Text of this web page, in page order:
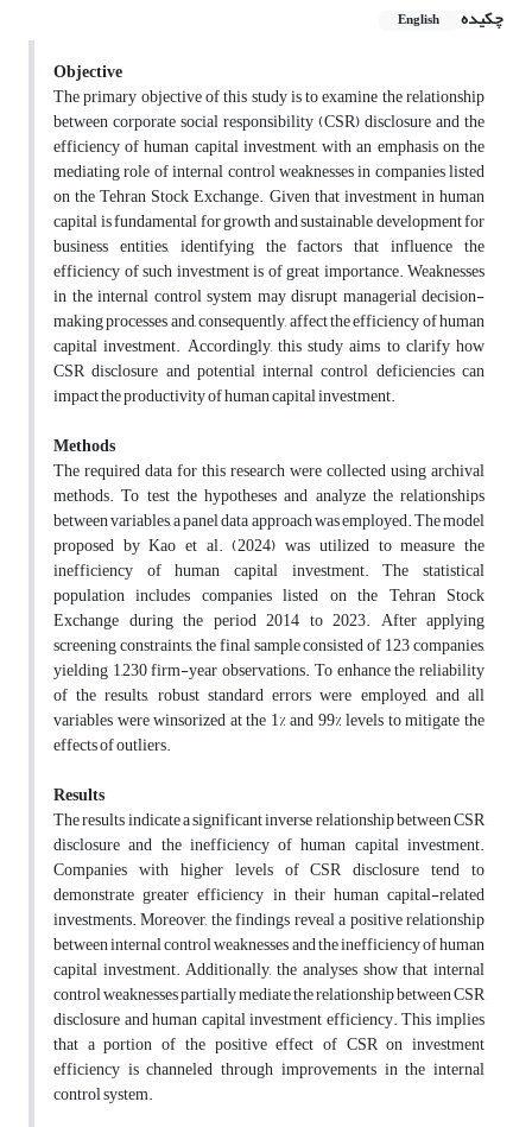
چکیده
English
Objective
The primary objective of this study is to examine the relationship
between corporate social responsibility (CSR) disclosure and the
efficiency of human capital investment, with an emphasis on the
mediating role of internal control weaknesses in companies listed
on the Tehran Stock Exchange. Given that investment in human
capital is fundamental for growth and sustainable development for
business entities, identifying the factors that influence the
efficiency of such investment is of great importance. Weaknesses
in the internal control system may disrupt managerial decision-
making processes and, consequently, affect the efficiency of human
capital investment. Accordingly, this study aims to clarify how
CSR disclosure and potential internal control deficiencies can
impact the productivity of human capital investment.
Methods
The required data for this research were collected using archival
methods. To test the hypotheses and analyze the relationships
between variables, a panel data approach was employed. The model
proposed by Kao et al. (2024) was utilized to measure the
inefficiency of human capital investment. The statistical
population includes companies listed on the Tehran Stock
Exchange during the period 2014 to 2023. After applying
screening constraints, the final sample consisted of 123 companies,
yielding 1,230 firm-year observations. To enhance the reliability
of the results, robust standard errors were employed, and all
variables were winsorized at the 1% and 99% levels to mitigate the
effects of outliers.
Results
The results indicate a significant inverse relationship between CSR
disclosure and the inefficiency of human capital investment.
Companies with higher levels of CSR disclosure tend to
demonstrate greater efficiency in their human capital-related
investments. Moreover, the findings reveal a positive relationship
between internal control weaknesses and the inefficiency of human
capital investment. Additionally, the analyses show that internal
control weaknesses partially mediate the relationship between CSR
disclosure and human capital investment efficiency. This implies
that a portion of the positive effect of CSR on investment
efficiency is channeled through improvements in the internal
control system.